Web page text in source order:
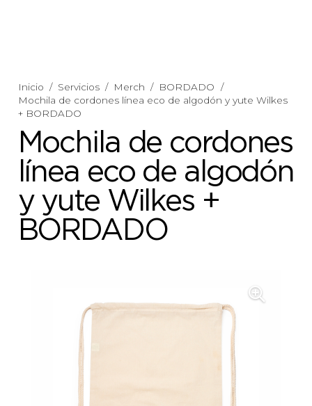
Inicio / Servicios / Merch / BORDADO
/
Mochila de cordones línea eco de algodón y yute Wilkes
+ BORDADO
Mochila de cordones
línea eco de algodón
y yute Wilkes +
BORDADO